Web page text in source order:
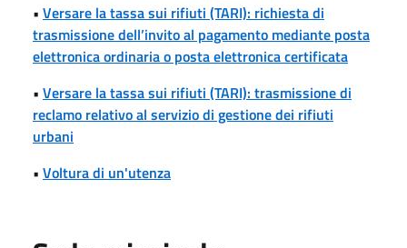
• Versare la tassa sui rifiuti (TARI): richiesta di
trasmissione dell’invito al pagamento mediante posta
elettronica ordinaria o posta elettronica certificata
• Versare la tassa sui rifiuti (TARI): trasmissione di
reclamo relativo al servizio di gestione dei rifiuti
urbani
• Voltura di un'utenza